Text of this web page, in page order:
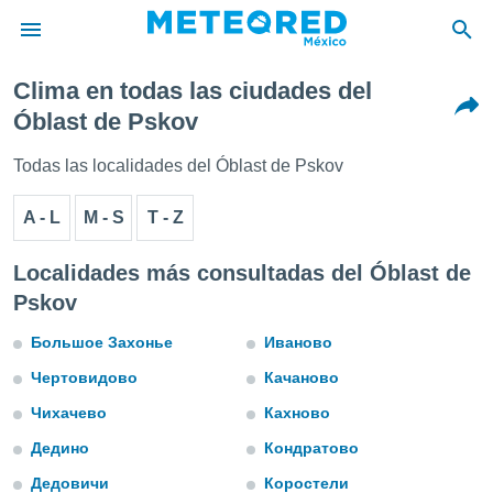
de
ha sido
para
la
calidad.
a este
y
forma
digital
basada
Clima en todas las ciudades del
Óblast de Pskov
Todas las localidades del Óblast de Pskov
A - L M - S T - Z
Localidades más consultadas del Óblast de
Pskov
Большое Захонье
Чертовидово
Чихачево
Дедино
Дедовичи
Иваново
Качаново
Кахново
Кондратово
Коростели